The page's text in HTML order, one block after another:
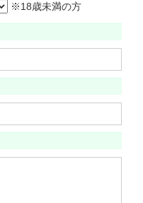
※18歳未満の方